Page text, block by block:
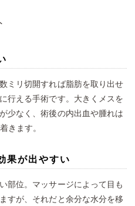
ミリ切開すれば脂肪を取り出せ
行える手術です。大きくメスを
少なく、術後の内出血や腫れは
きます。
果が出やすい
部位。マッサージによって目も
すが、それだと余分な水分を移